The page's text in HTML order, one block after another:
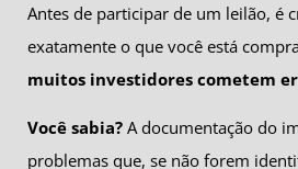
Antes de participar de um leilão, é
exatamente o que você está
muitos investidores cometem
Você sabia? A documentação do
problemas que, se não forem